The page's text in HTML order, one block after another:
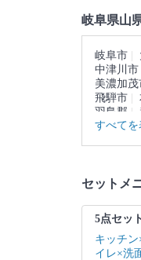
岐阜県山
岐阜市
中津川市
美濃加茂
飛騨市
羽島郡
本巣郡
すべてを
セットメ
5点セッ
キッチ
イレ×洗